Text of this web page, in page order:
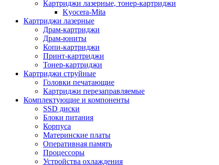
Картриджи лазерные, тонер-картриджи
Kyocera-Mita
Картриджи лазерные
Драм-картриджи
Драм-юниты
Копи-картриджи
Принт-картриджи
Тонер-картриджи
Картриджи струйные
Головки печатающие
Картриджи перезаправляемые
Комплектующие и компоненты
SSD диски
Блоки питания
Корпуса
Материнские платы
Оперативная память
Процессоры
Устройства охлаждения